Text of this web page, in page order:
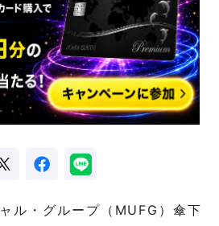
ル・グループ（MUFG）傘下